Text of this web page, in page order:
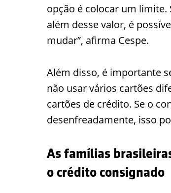
opção é colocar um
além desse valor, é
mudar”, afirma Cespe.
Além disso, é importante
não usar vários cartões
cartões de crédito. Se o
desenfreadamente, isso
As famílias
o crédito consignado